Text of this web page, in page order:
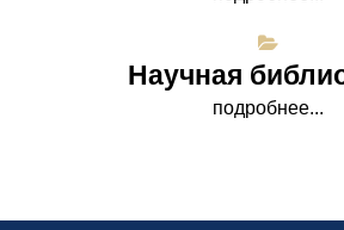
Научная
подробнее...